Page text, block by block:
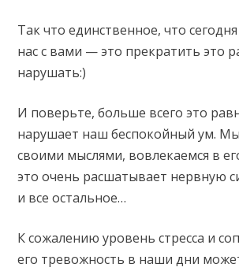
Так что единственное, что
нас с вами — это прекратить это
нарушать:)
И поверьте, больше всего это
нарушает наш беспокойный ум. Мы
своими мыслями, вовлекаемся в
это очень расшатывает нервную
и все остальное…
К сожалению уровень стресса и
его тревожность в наши дни